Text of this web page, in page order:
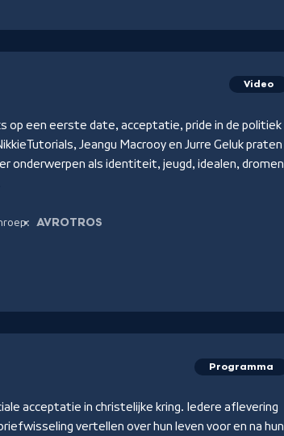
Video
op een eerste date, acceptatie, pride in de politiek
Jeangu Macrooy en Jurre Geluk praten
onderwerpen als identiteit, jeugd, idealen, dromen
AVROTROS
Programma
acceptatie in christelijke kring. Iedere aflevering
vertellen over hun leven voor en na hun